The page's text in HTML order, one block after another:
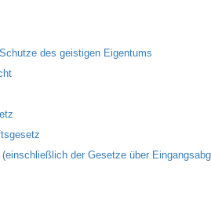
des geistigen Eigentums
der Gesetze über